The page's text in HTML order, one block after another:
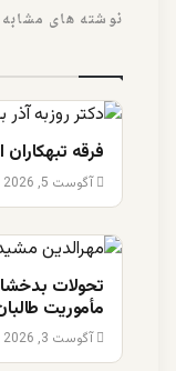
نوشته های مشابه
فرقه
آگوست 5, 2026
تحولات
مأموریت
آگوست 3, 2026